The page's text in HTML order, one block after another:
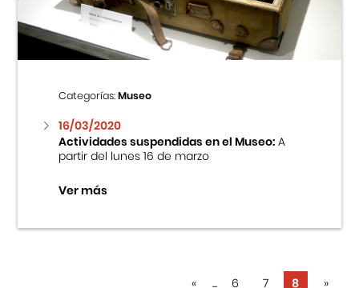
Categorías:Museo
16/03/2020
Actividades suspendidas en el Museo:A
partir del lunes 16 de marzo
Ver más
« ... 6 7 8 »